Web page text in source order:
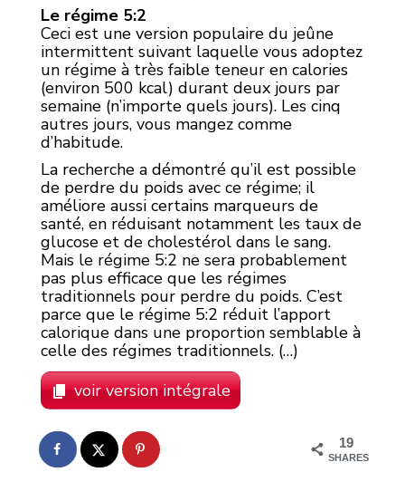
Le régime 5:2
Ceci est une version populaire du jeûne
intermittent suivant laquelle vous adoptez
un régime à très faible teneur en calories
(environ 500 kcal) durant deux jours par
semaine (n’importe quels jours). Les cinq
autres jours, vous mangez comme
d’habitude.
La recherche a démontré qu’il est possible
de perdre du poids avec ce régime; il
améliore aussi certains marqueurs de
santé, en réduisant notamment les taux de
glucose et de cholestérol dans le sang.
Mais le régime 5:2 ne sera probablement
pas plus efficace que les régimes
traditionnels pour perdre du poids. C’est
parce que le régime 5:2 réduit l’apport
calorique dans une proportion semblable à
celle des régimes traditionnels. (…)
voir version intégrale
19
SHARES